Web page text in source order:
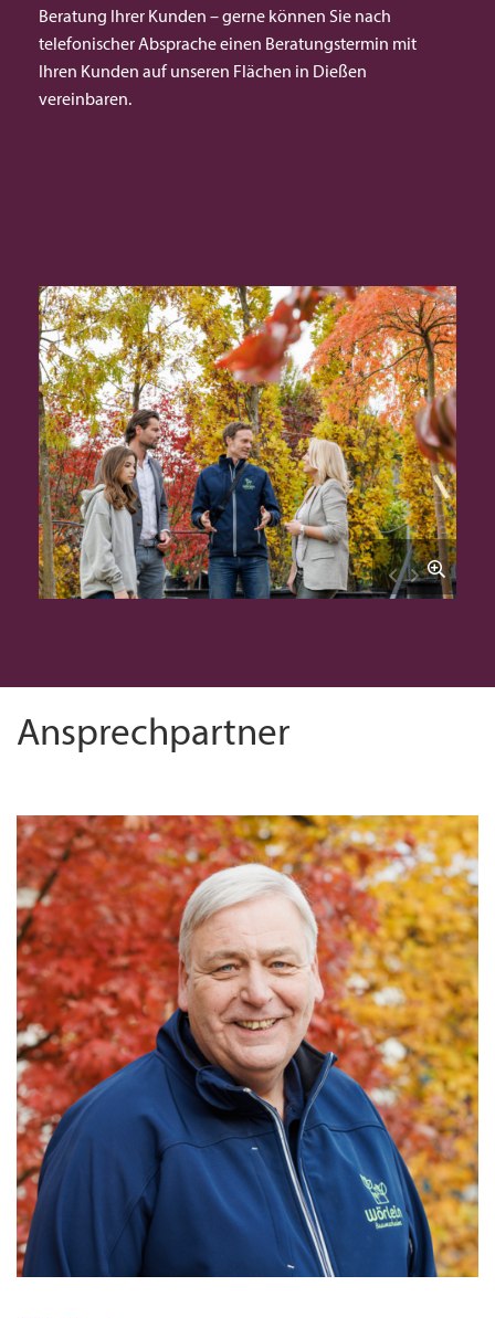
Beratung Ihrer Kunden – gerne können Sie nach
telefonischer Absprache einen Beratungstermin mit
Ihren Kunden auf unseren Flächen in Dießen
vereinbaren.
Ansprechpartner